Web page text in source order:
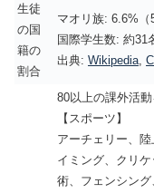
生徒
の国
籍の
割合
マオリ族: 6.6%（
国際学生数: 約31
出典: Wikipedia
80以上の課外活
【スポーツ】
アーチェリー、
イミング、クリ
術、フェンシン